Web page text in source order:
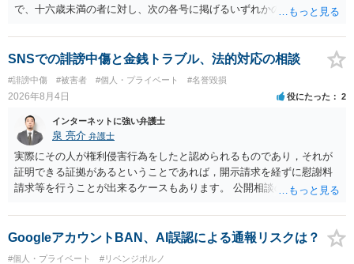
で、十六歳未満の者に対し、次の各号に掲げるいずれかの行為をした
が生まれた日より五年以上前の日に生まれた者に限る。）は、一年以
下の拘禁刑又は五十万円以下の罰金に処する。 一 威迫し、偽計を用
い又は誘惑して面会を要求すること。 二 拒まれたにもかかわらず、
反復して面会を要求すること。 三 金銭その他の利益を供与し、又は
その申込み若しくは約束をして面会を要求すること。 2前項の罪を犯
し、よってわいせつの目的で当該十六歳未満の者と面会をした者は、
二年以下の拘禁刑又は百万円以下の罰金に処する。
SNSでの誹謗中傷と金銭トラブル、法的対応の相談
#誹謗中傷 #被害者 #個人・プライベート #名誉毀損
2026年8月4日 役にたった 2
インターネットに強い弁護士
泉 亮介 弁護士
実際にその人が権利侵害行為をしたと認められるものであり，それが
証明できる証拠があるということであれば，開示請求を経ずに慰謝料
請求等を行うことが出来るケースもあります。 公開相談の場では回答
に個別に相談されると良いでしょう。
GoogleアカウントBAN、AI誤認による通報リスクは？
#個人・プライベート #リベンジポルノ